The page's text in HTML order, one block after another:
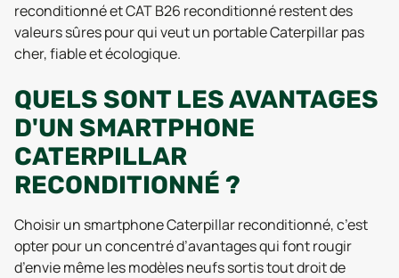
reconditionné et CAT B26 reconditionné restent des
valeurs sûres pour qui veut un portable Caterpillar pas
cher, fiable et écologique.
QUELS SONT LES AVANTAGES
D'UN SMARTPHONE
CATERPILLAR
RECONDITIONNÉ ?
Choisir un smartphone Caterpillar reconditionné, c’est
opter pour un concentré d’avantages qui font rougir
d’envie même les modèles neufs sortis tout droit de